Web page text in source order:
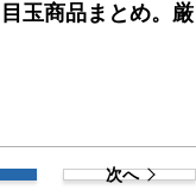
玉商品まとめ。厳
次へ